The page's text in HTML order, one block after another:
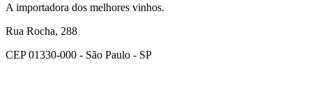
A importadora dos melhores vinhos.
Rua Rocha, 288
CEP 01330-000 - São Paulo - SP